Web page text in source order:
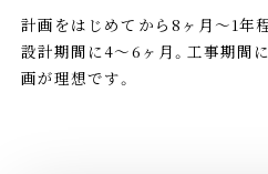
計画をはじめてから8ヶ月〜1年
設計期間に4〜6ヶ月。工事期間
画が理想です。